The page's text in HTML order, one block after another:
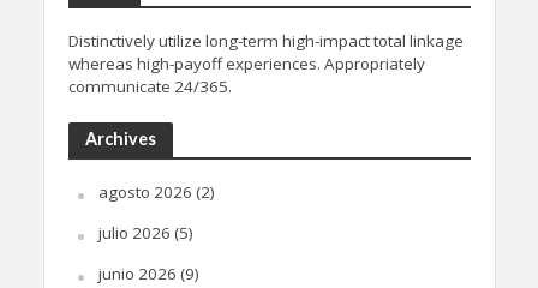
Distinctively utilize long-term high-impact total linkage
whereas high-payoff experiences. Appropriately
communicate 24/365.
Archives
agosto 2026 (2)
julio 2026 (5)
junio 2026 (9)